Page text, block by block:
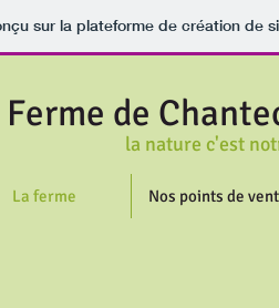
sur la plateforme de création de
Ferme de
la nature c'est notre
La ferme Nos points de